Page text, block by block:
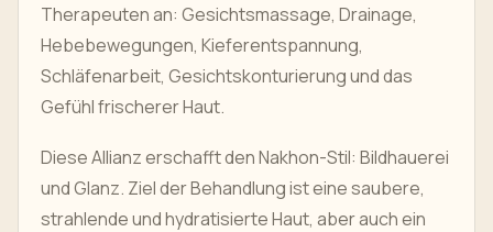
Therapeuten an: Gesichtsmassage, Drainage,
Hebebewegungen, Kieferentspannung,
Schläfenarbeit, Gesichtskonturierung und das
Gefühl frischerer Haut.
Diese Allianz erschafft den Nakhon-Stil: Bildhauerei
und Glanz. Ziel der Behandlung ist eine saubere,
strahlende und hydratisierte Haut, aber auch ein